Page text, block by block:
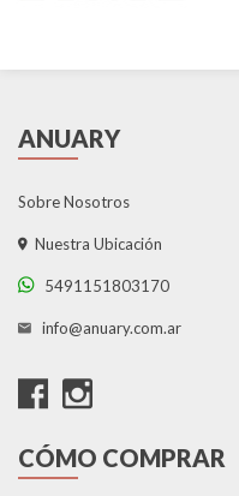
ANUARY
Sobre Nosotros
Nuestra Ubicación
5491151803170
info@anuary.com.ar
CÓMO COMPRAR